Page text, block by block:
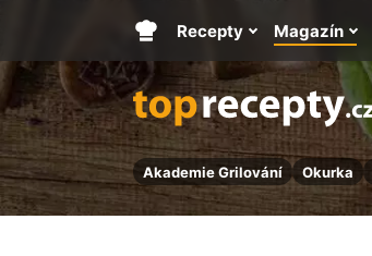
Akademie Grilování Okurka
Hlavní
stránka
Recepty Magazín